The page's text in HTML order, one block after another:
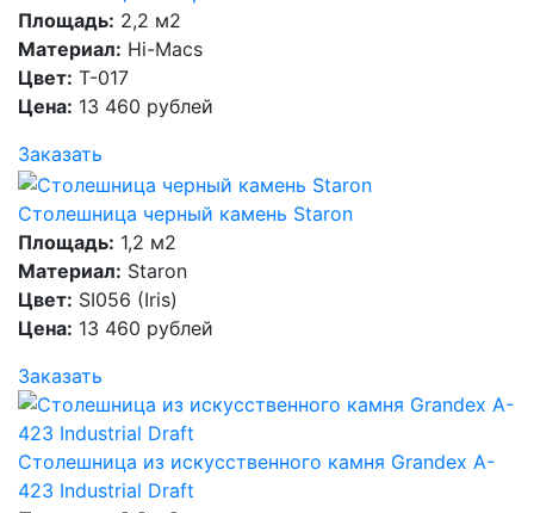
Площадь: 2,2 м2
Материал: Hi-Macs
Цвет: T-017
Цена: 13 460 рублей
Заказать
Столешница черный камень Staron
Площадь: 1,2 м2
Материал: Staron
Цвет: SI056 (Iris)
Цена: 13 460 рублей
Заказать
Столешница из искусственного камня Grandex A-
423 Industrial Draft